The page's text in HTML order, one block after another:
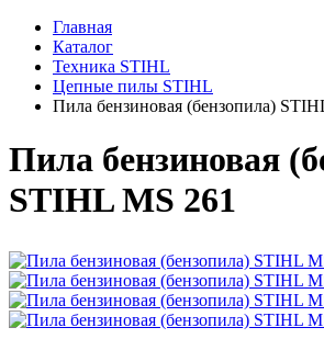
Главная
Каталог
Техника STIHL
Цепные пилы STIHL
Пила бензиновая (бензопила)
Пила бензиновая
STIHL MS 261